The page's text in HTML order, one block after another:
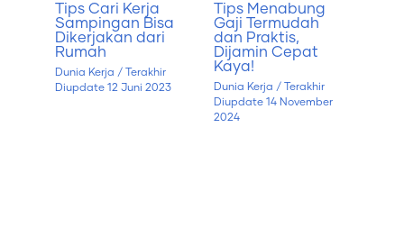
Tips Cari Kerja
Sampingan Bisa
Dikerjakan dari
Rumah
Dunia Kerja / Terakhir
Diupdate 12 Juni 2023
Tips Menabung
Gaji Termudah
dan Praktis,
Dijamin Cepat
Kaya!
Dunia Kerja / Terakhir
Diupdate14 November
2024